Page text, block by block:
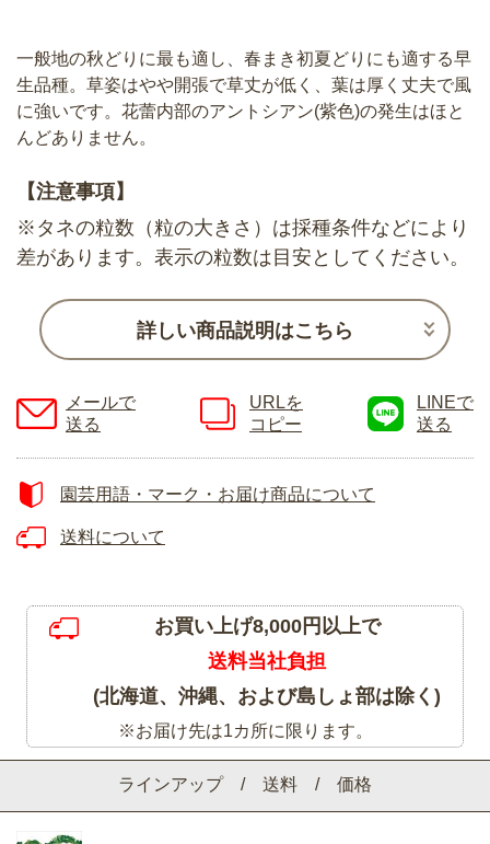
ラインアップ / 送料 / 価格
一般地の秋どりに最も適し、春まき初夏どりにも適する早
生品種。草姿はやや開張で草丈が低く、葉は厚く丈夫で風
に強いです。花蕾内部のアントシアン(紫色)の発生はほと
んどありません。
【注意事項】
※タネの粒数（粒の大きさ）は採種条件などにより
差があります。表示の粒数は目安としてください。
詳しい商品説明はこちら
メールで
送る
URLを
コピー
LINEで
送る
園芸用語・マーク・お届け商品について
送料について
お買い上げ8,000円以上で
送料当社負担
(北海道、沖縄、および島しょ部は除く)
※お届け先は1カ所に限ります。